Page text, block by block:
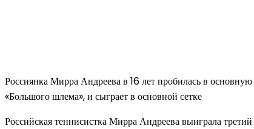
Россиянка Мирра Андреева в 16 лет пробилась в
«Большого шлема», и сыграет в основной сетке
Российская теннисистка Мирра Андреева выиграла